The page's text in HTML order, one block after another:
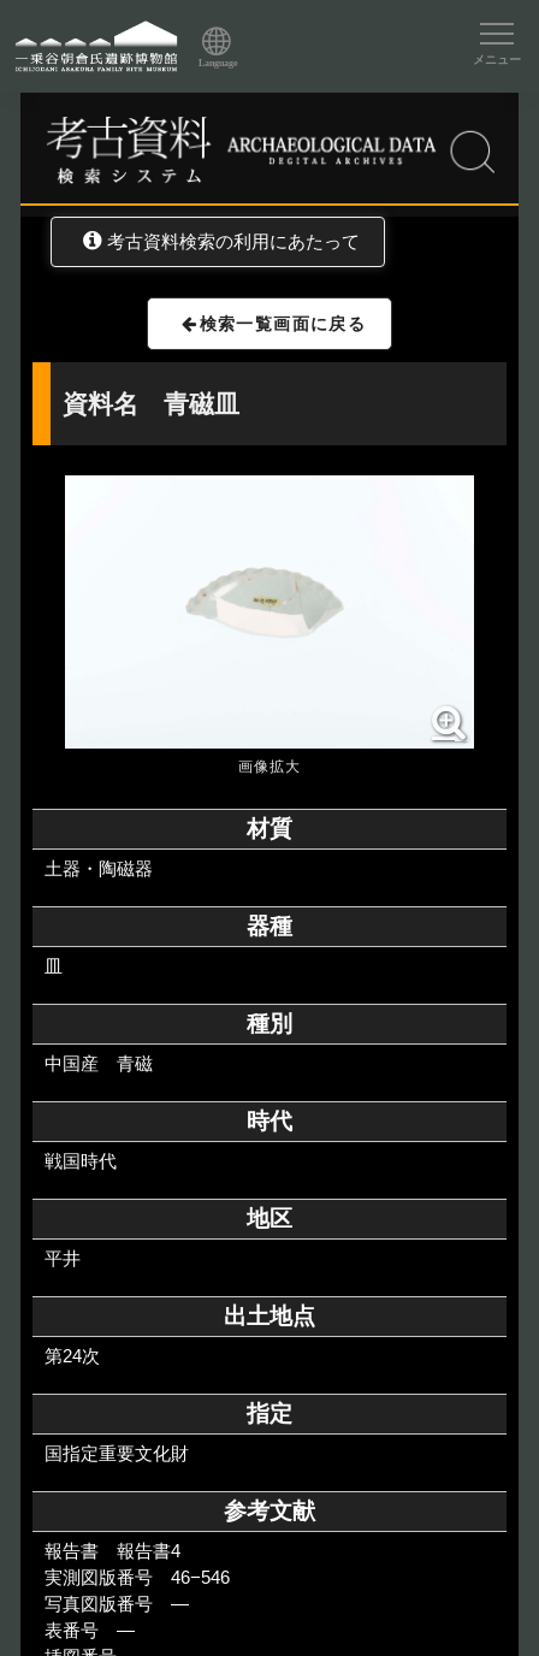
メニュー
Language
資料データベーストップ
考古資料検索
博物館のご案内
アクセス Access
イベント
デジタルアーカイブ Digital Archive
考古資料検索の利用にあたって
検索一覧画面に戻る
資料名 青磁皿
材質
土器・陶磁器
器種
皿
種別
中国産 青磁
時代
戦国時代
地区
平井
出土地点
第24次
指定
国指定重要文化財
参考文献
報告書 報告書4
実測図版番号 46−546
写真図版番号 ―
表番号 ―